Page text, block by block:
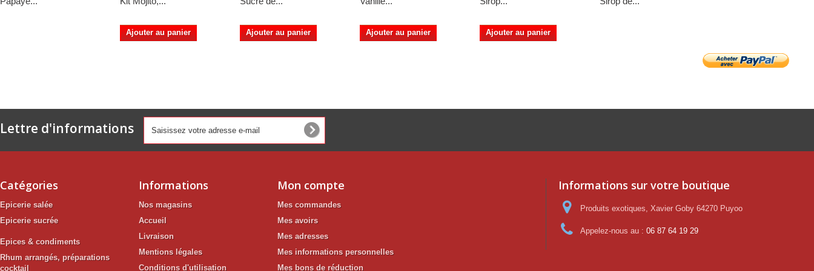
Ajouter au panier Ajouter au panier Ajouter au panier Ajouter au panier
Lettre d'informations
Catégories
Epicerie salée
Epicerie sucrée
Epices & condiments
Rhum arrangés, préparations
cocktail
Informations
Nos magasins
Accueil
Livraison
Mentions légales
Conditions d'utilisation
Mon compte
Mes commandes
Mes avoirs
Mes adresses
Mes informations personnelles
Mes bons de réduction
Informations sur votre boutique
Produits exotiques, Xavier Goby 64270 Puyoo
Appelez-nous au : 06 87 64 19 29